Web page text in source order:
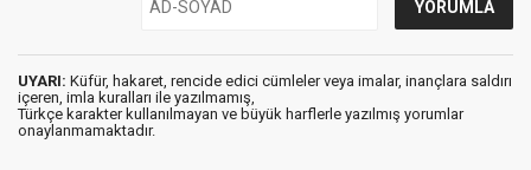
UYARI: Küfür, hakaret, rencide edici cümleler veya imalar, inançlara saldırı
içeren, imla kuralları ile yazılmamış,
Türkçe karakter kullanılmayan ve büyük harflerle yazılmış yorumlar
onaylanmamaktadır.